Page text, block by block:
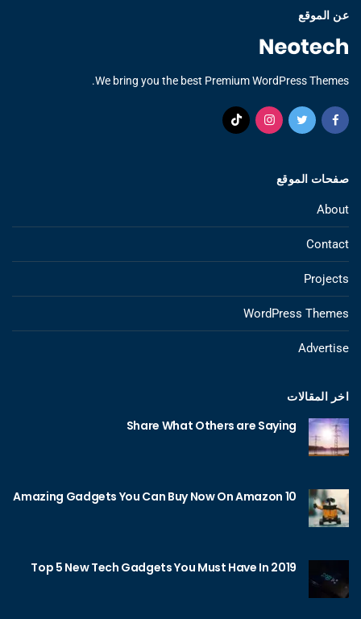
عن الموقع
We bring you the best Premium WordPress Themes.
صفحات الموقع
About
Contact
Projects
WordPress Themes
Advertise
اخر المقالات
Share What Others are Saying
10 Amazing Gadgets You Can Buy Now On Amazon
Top 5 New Tech Gadgets You Must Have In 2019